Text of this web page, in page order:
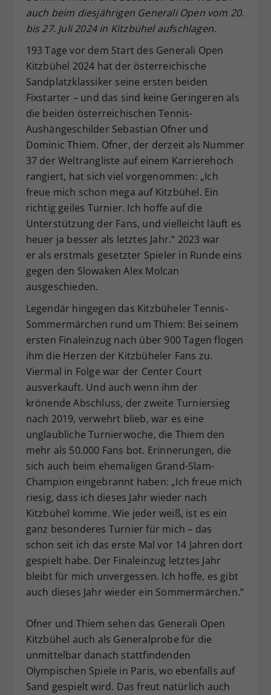
auch beim diesjährigen Generali Open vom 20.
bis 27. Juli 2024 in Kitzbühel aufschlagen.
193 Tage vor dem Start des Generali Open
Kitzbühel 2024 hat der österreichische
Sandplatzklassiker seine ersten beiden
Fixstarter – und das sind keine Geringeren als
die beiden österreichischen Tennis-
Aushängeschilder Sebastian Ofner und
Dominic Thiem. Ofner, der derzeit als Nummer
37 der Weltrangliste auf einem Karrierehoch
rangiert, hat sich viel vorgenommen: „Ich
freue mich schon mega auf Kitzbühel. Ein
richtig geiles Turnier. Ich hoffe auf die
Unterstützung der Fans, und vielleicht läuft es
heuer ja besser als letztes Jahr.“ 2023 war
er als erstmals gesetzter Spieler in Runde eins
gegen den Slowaken Alex Molcan
ausgeschieden.
Legendär hingegen das Kitzbüheler Tennis-
Sommermärchen rund um Thiem: Bei seinem
ersten Finaleinzug nach über 900 Tagen flogen
ihm die Herzen der Kitzbüheler Fans zu.
Viermal in Folge war der Center Court
ausverkauft. Und auch wenn ihm der
krönende Abschluss, der zweite Turniersieg
nach 2019, verwehrt blieb, war es eine
unglaubliche Turnierwoche, die Thiem den
mehr als 50.000 Fans bot. Erinnerungen, die
sich auch beim ehemaligen Grand-Slam-
Champion eingebrannt haben: „Ich freue mich
riesig, dass ich dieses Jahr wieder nach
Kitzbühel komme. Wie jeder weiß, ist es ein
ganz besonderes Turnier für mich – das
schon seit ich das erste Mal vor 14 Jahren dort
gespielt habe. Der Finaleinzug letztes Jahr
bleibt für mich unvergessen. Ich hoffe, es gibt
auch dieses Jahr wieder ein Sommermärchen.“
Ofner und Thiem sehen das Generali Open
Kitzbühel auch als Generalprobe für die
unmittelbar danach stattfindenden
Olympischen Spiele in Paris, wo ebenfalls auf
Sand gespielt wird. Das freut natürlich auch
Zweck
Dieser Wert speichert Ihre Consent-
Einstellungen. Unter anderem eine
historische Speicherung Ihrer
vorgenommen Einstellungen, falls der
Webseiten-Betreiber dies eingestellt
hat.